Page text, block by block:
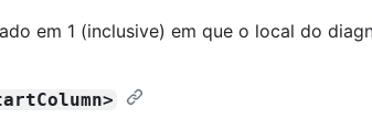
em 1 (inclusive) em que o local do